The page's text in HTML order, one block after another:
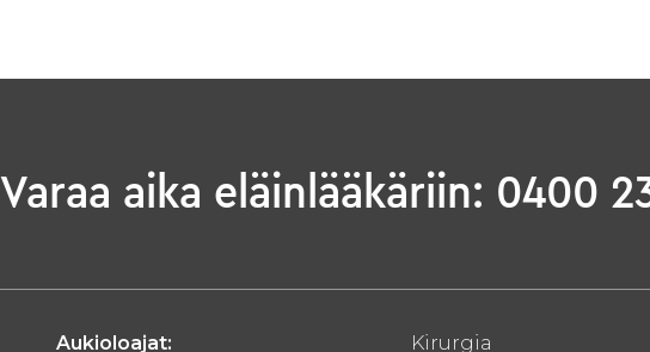
Varaa aika eläinlääkäriin: 0400
Aukioloajat:
Kirurgia